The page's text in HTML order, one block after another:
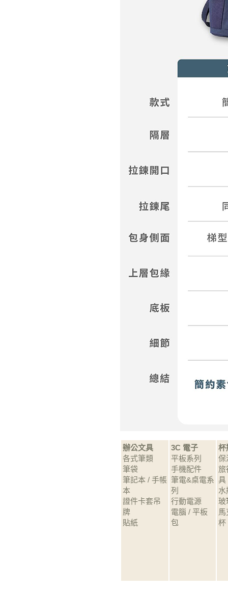
辦公文具
各式筆類
筆袋
筆記本 / 手帳
本
證件卡套吊
牌
貼紙
3C 電子
平板系列
手機配件
筆電&桌電系
列
行動電源
電腦 / 平板
包
杯
保
旅
具
水
玻
杯